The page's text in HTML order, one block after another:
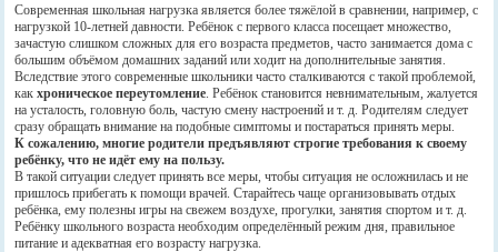
Современная школьная нагрузка является более тяжёлой в сравнении, например, с
нагрузкой 10-летней давности. Ребёнок с первого класса посещает множество,
зачастую слишком сложных для его возраста предметов, часто занимается дома с
большим объёмом домашних заданий или ходит на дополнительные занятия.
Вследствие этого современные школьники часто сталкиваются с такой проблемой,
какхроническое переутомление. Ребёнок становится невнимательным, жалуется
на усталость, головную боль, частую смену настроений и т. д. Родителям следует
сразу обращать внимание на подобные симптомы и постараться принять меры.
К сожалению, многие родители предъявляют строгие требования к своему
ребёнку, что не идёт ему на пользу.
В такой ситуации следует принять все меры, чтобы ситуация не осложнилась и не
пришлось прибегать к помощи врачей. Старайтесь чаще организовывать отдых
ребёнка, ему полезны игры на свежем воздухе, прогулки, занятия спортом и т. д.
Ребёнку школьного возраста необходим определённый режим дня, правильное
питание и адекватная его возрасту нагрузка.